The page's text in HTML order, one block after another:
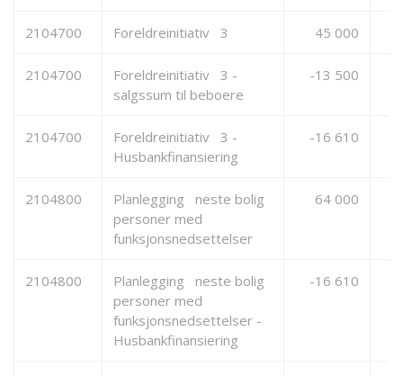
2104700 Foreldreinitiativ 3 45 000
2104700
Foreldreinitiativ 3 -
salgssum til beboere
-13 500
2104700
Foreldreinitiativ 3 -
Husbankfinansiering
-16 610
2104800
Planlegging neste bolig
personer med
funksjonsnedsettelser
64 000
2104800
Planlegging neste bolig
personer med
funksjonsnedsettelser -
Husbankfinansiering
-16 610